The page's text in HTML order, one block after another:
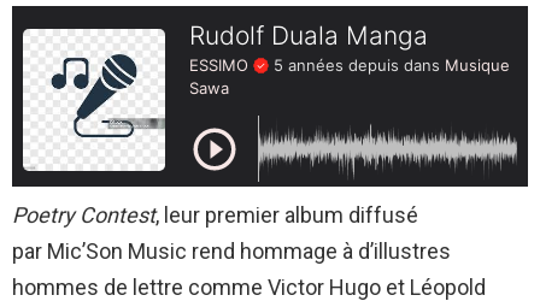
Poetry Contest, leur premier album diffusé
par Mic’Son Music rend hommage à d’illustres
hommes de lettre comme Victor Hugo et Léopold